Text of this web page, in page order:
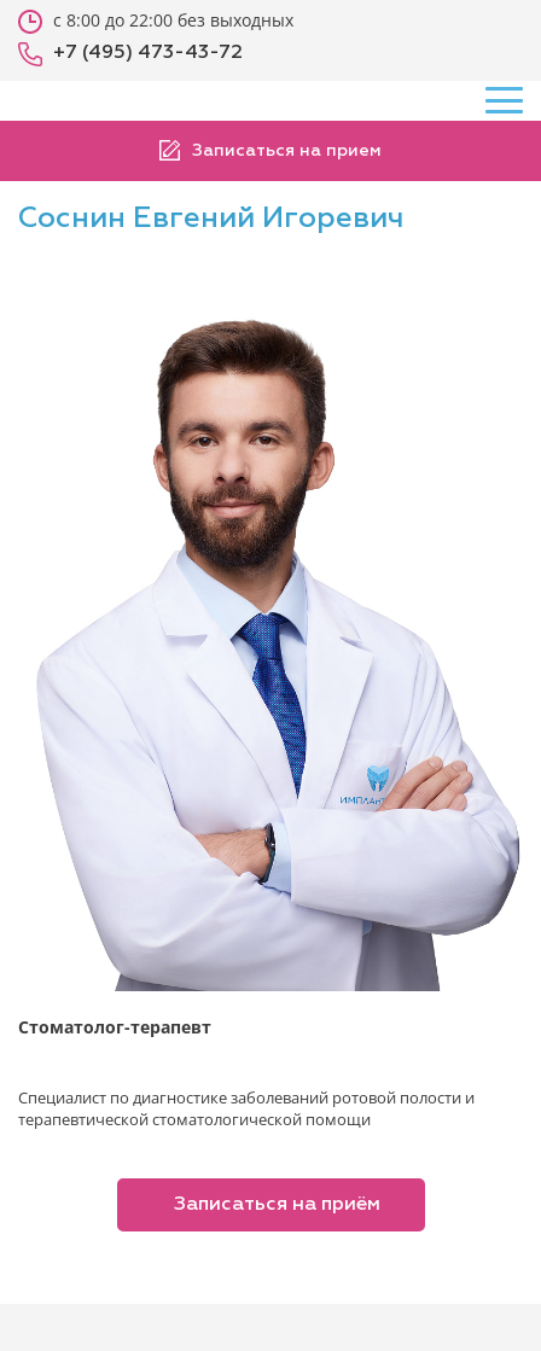
с 8:00 до 22:00 без выходных
+7 (495) 473-43-72
Записаться на прием
Соснин Евгений Игоревич
Стоматолог-терапевт
Специалист по диагностике заболеваний ротовой полости и
терапевтической стоматологической помощи
Записаться на приём